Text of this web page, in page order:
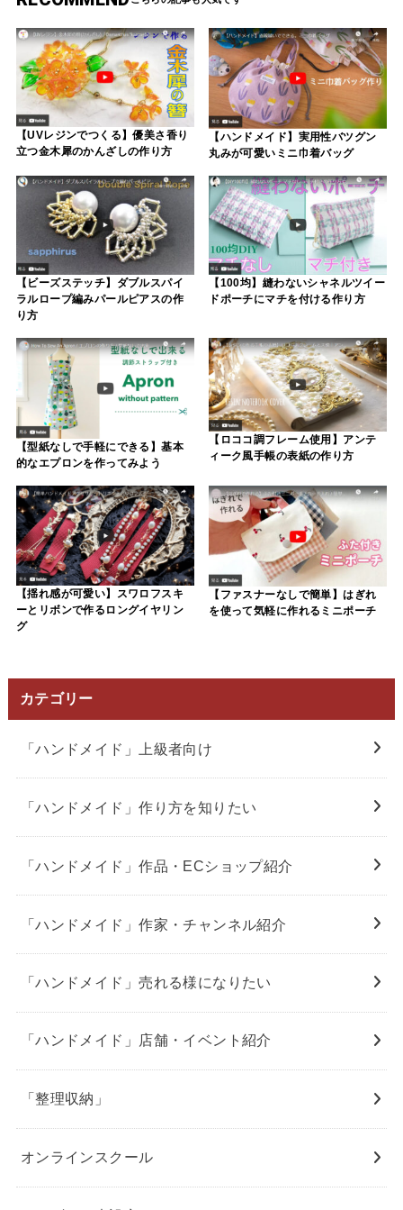
【UVレジンでつくる】優美さ香り
立つ金木犀のかんざしの作り方
【ハンドメイド】実用性バツグン
丸みが可愛いミニ巾着バッグ
【ビーズステッチ】ダブルスパイ
ラルロープ編みパールピアスの作
り方
【100均】縫わないシャネルツイー
ドポーチにマチを付ける作り方
【型紙なしで手軽にできる】基本
的なエプロンを作ってみよう
【ロココ調フレーム使用】アンテ
ィーク風手帳の表紙の作り方
【揺れ感が可愛い】スワロフスキ
ーとリボンで作るロングイヤリン
グ
【ファスナーなしで簡単】はぎれ
を使って気軽に作れるミニポーチ
カテゴリー
「ハンドメイド」上級者向け
「ハンドメイド」作り方を知りたい
「ハンドメイド」作品・ECショップ紹介
「ハンドメイド」作家・チャンネル紹介
「ハンドメイド」売れる様になりたい
「ハンドメイド」店舗・イベント紹介
「整理収納」
オンラインスクール